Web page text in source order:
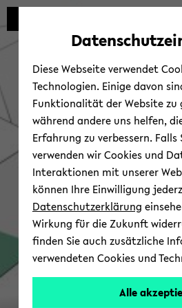
zum
zum
zum
Diese Webseite verwendet
Technologien. Einige davon
Funktionalität der Website zu
während andere uns helfen,
Erfahrung zu verbessern.
verwenden wir Cookies und
Interaktionen mit unserer
können Ihre Einwilligung
Datenschutzerklärung
Wirkung für die Zukunft
finden Sie auch zusätzliche
verwendeten Cookies und
Alle